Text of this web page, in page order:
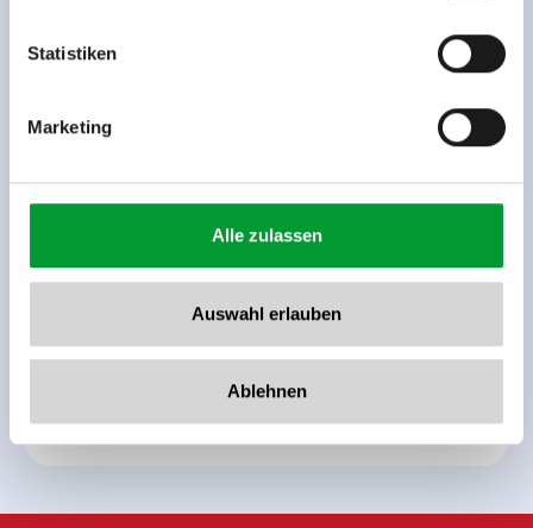
www.zillertalarena.com
Statistiken
Marketing
Alle zulassen
Auswahl erlauben
Ablehnen
Sign up for the newsletter now!